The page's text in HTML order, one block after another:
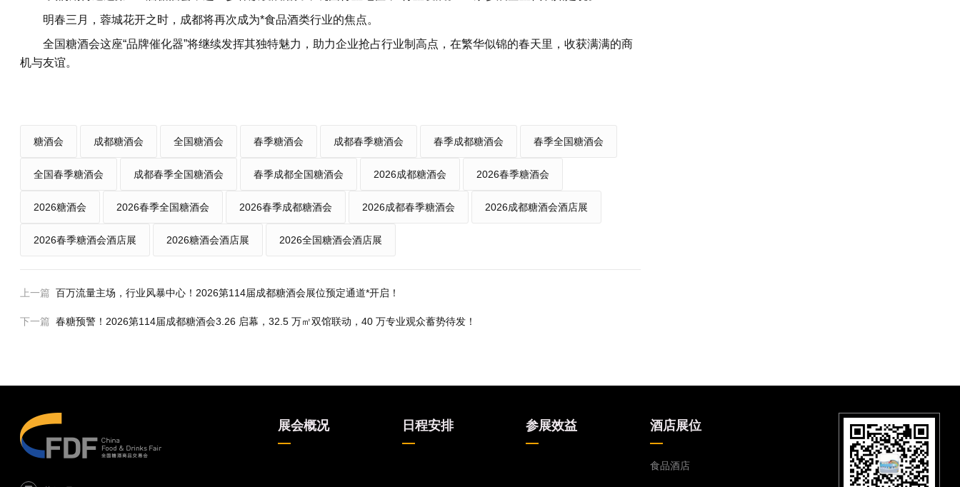
明春三月，蓉城花开之时，成都将再次成为*食品酒类行业的焦点。
全国糖酒会这座“品牌催化器”将继续发挥其独特魅力，助力企业抢占行业制高点，在繁华似锦的春天里，收获满满的商
机与友谊。
糖酒会 成都糖酒会 全国糖酒会 春季糖酒会 成都春季糖酒会 春季成都糖酒会 春季全国糖酒会
全国春季糖酒会 成都春季全国糖酒会 春季成都全国糖酒会 2026成都糖酒会 2026春季糖酒会
2026糖酒会 2026春季全国糖酒会 2026春季成都糖酒会 2026成都春季糖酒会 2026成都糖酒会酒店展
2026春季糖酒会酒店展 2026糖酒会酒店展 2026全国糖酒会酒店展
上一篇 百万流量主场，行业风暴中心！2026第114届成都糖酒会展位预定通道*开启！
下一篇 春糖预警！2026第114届成都糖酒会3.26 启幕，32.5 万㎡双馆联动，40 万专业观众蓄势待发！
展会概况 日程安排 参展效益 酒店展位
食品酒店